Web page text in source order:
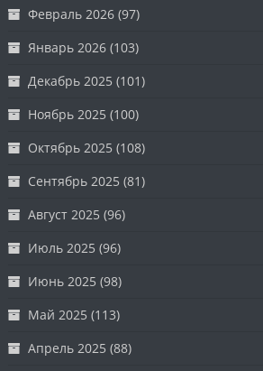
Февраль 2026 (97)
Январь 2026 (103)
Декабрь 2025 (101)
Ноябрь 2025 (100)
Октябрь 2025 (108)
Сентябрь 2025 (81)
Август 2025 (96)
Июль 2025 (96)
Июнь 2025 (98)
Май 2025 (113)
Апрель 2025 (88)